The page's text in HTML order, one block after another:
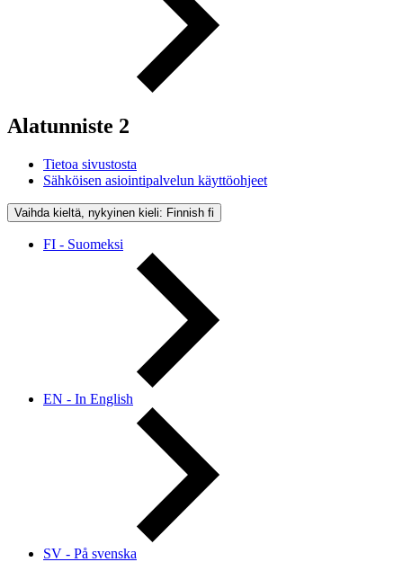
Alatunniste 2
Tietoa sivustosta
Sähköisen asiointipalvelun käyttöohjeet
Vaihda kieltä, nykyinen kieli: Finnish fi
FI - Suomeksi
EN - In English
SV - På svenska